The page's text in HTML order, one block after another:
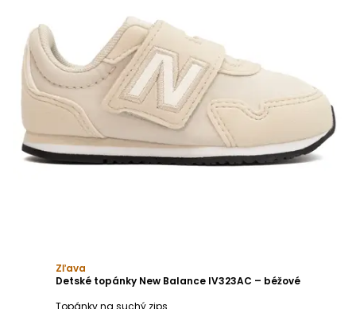
Zľava
Detské topánky New Balance IV323AC – béžové
Topánky na suchý zips